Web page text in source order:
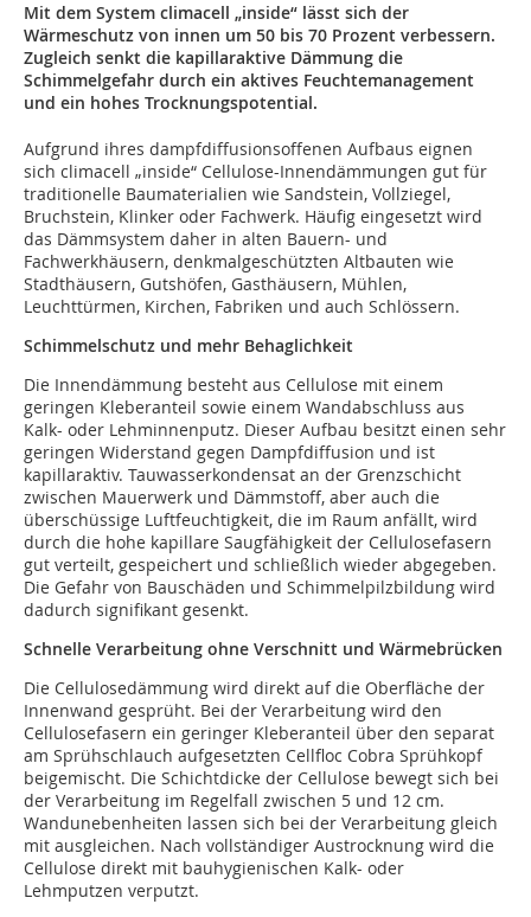
Mit dem System climacell „inside“ lässt sich der
Wärmeschutz von innen um 50 bis 70 Prozent verbessern.
Zugleich senkt die kapillaraktive Dämmung die
Schimmelgefahr durch ein aktives Feuchtemanagement
und ein hohes Trocknungspotential.
Aufgrund ihres dampfdiffusionsoffenen Aufbaus eignen
sich climacell „inside“ Cellulose-Innendämmungen gut für
traditionelle Baumaterialien wie Sandstein, Vollziegel,
Bruchstein, Klinker oder Fachwerk. Häufig eingesetzt wird
das Dämmsystem daher in alten Bauern- und
Fachwerkhäusern, denkmalgeschützten Altbauten wie
Stadthäusern, Gutshöfen, Gasthäusern, Mühlen,
Leuchttürmen, Kirchen, Fabriken und auch Schlössern.
Schimmelschutz und mehr Behaglichkeit
Die Innendämmung besteht aus Cellulose mit einem
geringen Kleberanteil sowie einem Wandabschluss aus
Kalk- oder Lehminnenputz. Dieser Aufbau besitzt einen sehr
geringen Widerstand gegen Dampfdiffusion und ist
kapillaraktiv. Tauwasserkondensat an der Grenzschicht
zwischen Mauerwerk und Dämmstoff, aber auch die
überschüssige Luftfeuchtigkeit, die im Raum anfällt, wird
durch die hohe kapillare Saugfähigkeit der Cellulosefasern
gut verteilt, gespeichert und schließlich wieder abgegeben.
Die Gefahr von Bauschäden und Schimmelpilzbildung wird
dadurch signifikant gesenkt.
Schnelle Verarbeitung ohne Verschnitt und Wärmebrücken
Die Cellulosedämmung wird direkt auf die Oberfläche der
Innenwand gesprüht. Bei der Verarbeitung wird den
Cellulosefasern ein geringer Kleberanteil über den separat
am Sprühschlauch aufgesetzten Cellfloc Cobra Sprühkopf
beigemischt. Die Schichtdicke der Cellulose bewegt sich bei
der Verarbeitung im Regelfall zwischen 5 und 12 cm.
Wandunebenheiten lassen sich bei der Verarbeitung gleich
mit ausgleichen. Nach vollständiger Austrocknung wird die
Cellulose direkt mit bauhygienischen Kalk- oder
Lehmputzen verputzt.